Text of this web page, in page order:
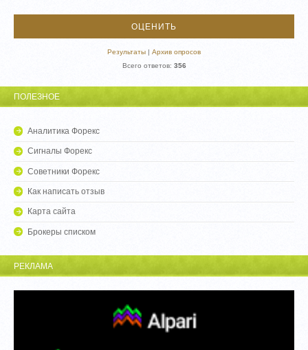
Результаты | Архив опросов
Всего ответов: 356
ПОЛЕЗНОЕ
Аналитика Форекс
Сигналы Форекс
Советники Форекс
Как написать отзыв
Карта сайта
Брокеры списком
РЕКЛАМА